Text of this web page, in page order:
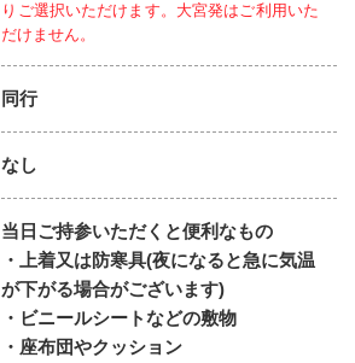
りご選択いただけます。大宮発はご利用いた
だけません。
同行
なし
当日ご持参いただくと便利なもの
・上着又は防寒具(夜になると急に気温
が下がる場合がございます)
・ビニールシートなどの敷物
・座布団やクッション